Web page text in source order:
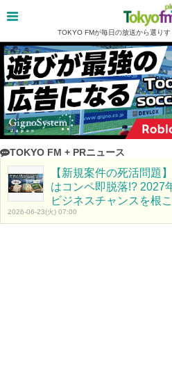
TOKYO FMが毎日の放送から選りす
TOKYO FM + PRニュース
【新規案件の死活問題
はコンペ即脱落!? 2027
ビジネスチャンスを根
2026-06-23(火) 07:00